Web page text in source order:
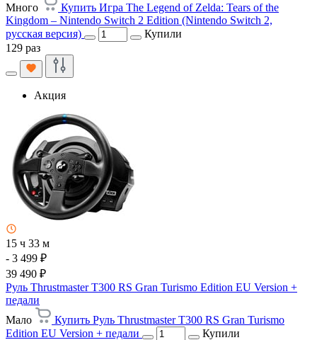
Много
Купить Игра The Legend of Zelda: Tears of the
Kingdom – Nintendo Switch 2 Edition (Nintendo Switch 2,
русская версия)
Купили
129 раз
Акция
15 ч 33 м
- 3 499 ₽
39 490 ₽
Руль Thrustmaster T300 RS Gran Turismo Edition EU Version +
педали
Мало
Купить Руль Thrustmaster T300 RS Gran Turismo
Edition EU Version + педали
Купили